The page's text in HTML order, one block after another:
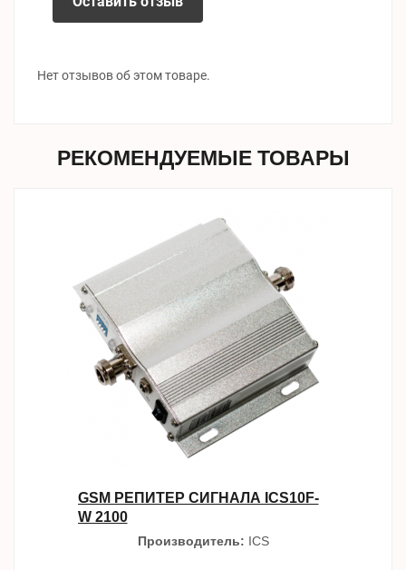
Нет отзывов об этом товаре.
РЕКОМЕНДУЕМЫЕ ТОВАРЫ
GSM РЕПИТЕР СИГНАЛА ICS10F-
W 2100
Производитель: ICS